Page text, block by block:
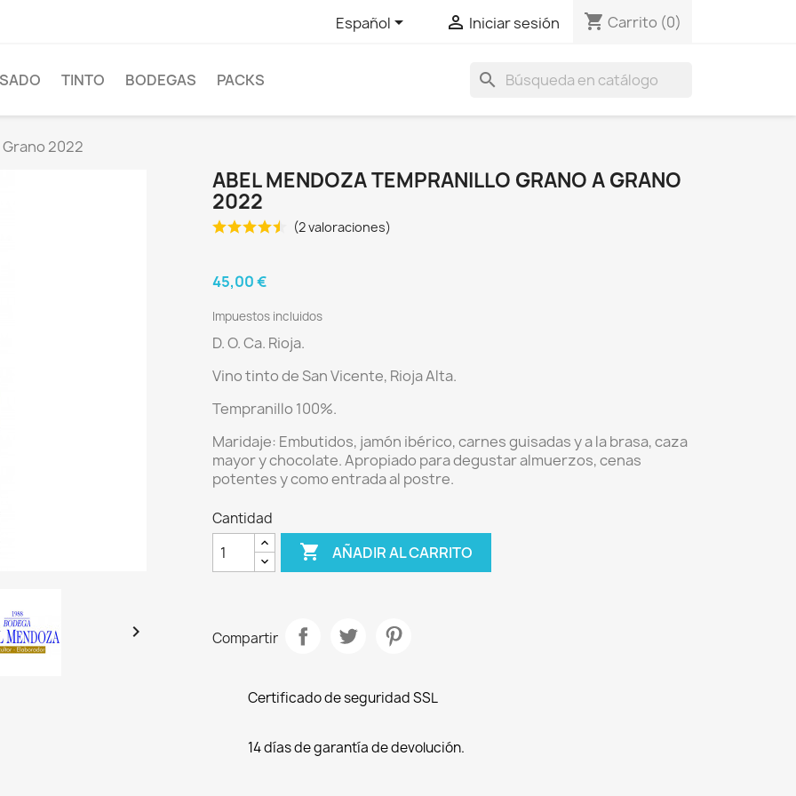
Español  Iniciar sesión shopping_cart Carrito (0)
TINTO BODEGAS PACKS search
2022

ABEL MENDOZA TEMPRANILLO GRANO A GRANO
2022
(2 valoraciones)
45,00 €
Impuestos incluidos
D. O. Ca. Rioja.
Vino tinto deSan Vicente, Rioja Alta.
Tempranillo 100%.
Maridaje: Embutidos, jamón ibérico, carnes guisadas y a la brasa, caza
mayor y chocolate. Apropiado para degustar almuerzos, cenas
potentes y como entrada al postre.
Cantidad
 AÑADIR AL CARRITO
Compartir
Certificado de seguridad SSL
14 días de garantía de devolución.